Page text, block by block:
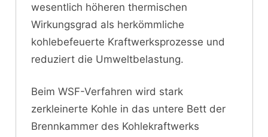
wesentlich höheren thermischen
Wirkungsgrad als herkömmliche
kohlebefeuerte Kraftwerksprozesse und
reduziert die Umweltbelastung.
Beim WSF-Verfahren wird stark
zerkleinerte Kohle in das untere Bett der
Brennkammer des Kohlekraftwerks